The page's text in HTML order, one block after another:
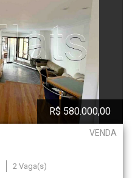
VENDA
R$ 580.000,00
2 Vaga(s)